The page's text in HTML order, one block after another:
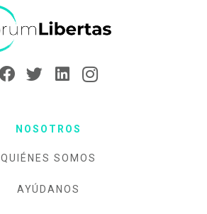
NOSOTROS
QUIÉNES SOMOS
AYÚDANOS